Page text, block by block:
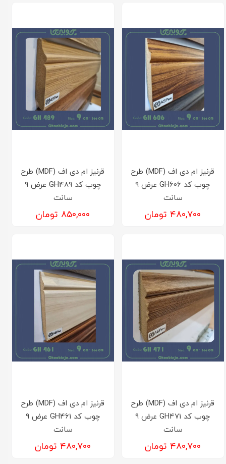
قرنیز ام دی اف (MDF) طرح
چوب کد GH606 عرض ۹
سانت
۴۸۰,۷۰۰ تومان
قرنیز ام دی اف (MDF) طرح
چوب کد GH489 عرض ۹
سانت
۸۵۰,۰۰۰ تومان
قرنیز ام دی اف (MDF) طرح
چوب کد GH471 عرض ۹
سانت
۴۸۰,۷۰۰ تومان
قرنیز ام دی اف (MDF) طرح
چوب کد GH461 عرض ۹
سانت
۴۸۰,۷۰۰ تومان